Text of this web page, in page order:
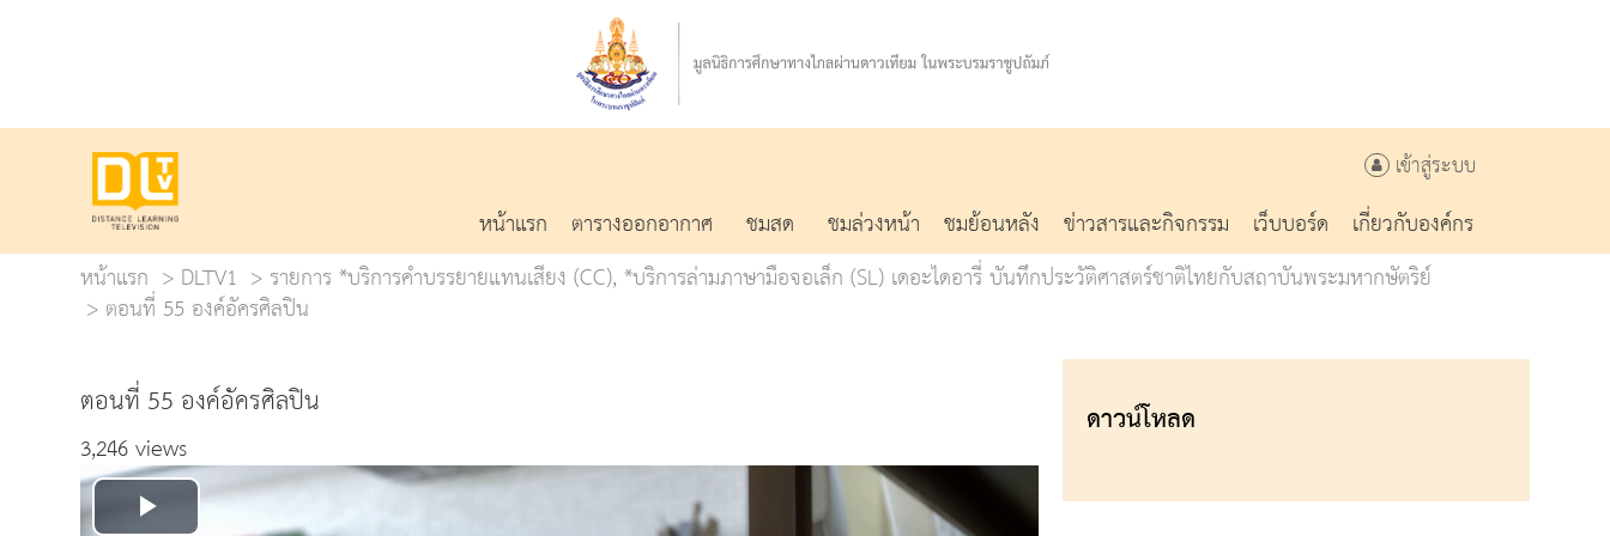
เข้าสู่ระบบ
หน้าแรก ตารางออกอากาศ ชมสด ชมล่วงหน้า ชมย้อนหลัง ข่าวสารและกิจกรรม เว็บบอร์ด
เกี่ยวกับองค์กร
หน้าแรก
DLTV1 รายการ *บริการคำบรรยายแทนเสียง (CC), *บริการล่ามภาษามือจอเล็ก (SL) เดอะไดอารี่ บันทึกประวัติศาสตร์ชาติไทยกับสถาบันพระมหากษัตริย์
ตอนที่ 55 องค์อัครศิลปิน
ตอนที่ 55 องค์อัครศิลปิน
3,246 views
ดาวน์โหลด